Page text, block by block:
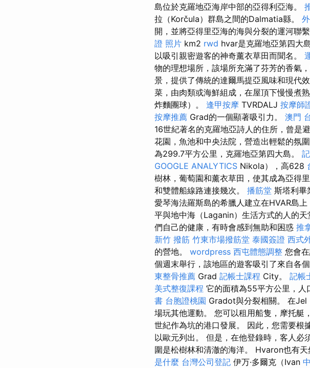
島位於克羅地亞海岸中部的亞得利亞海。
拉（Korčula）群島之間的Dalmatia縣。
開，並將亞得里亞海的海與分裂的運河聯繫
證 照片 km2 rwd hvar是克羅地亞第四大
以吸引親密遊客的神奇薰衣草田而聞名。
物的理想場所，該場所充滿了芬芳的香氣
景，提供了傳統的達爾馬提亞風味和現代
菜，由肉類或海鮮組成，在屋頂下慢慢煮熟
炸麵團球）。 逢甲按摩 TVRDALJ 按摩師
按摩推薦 Grad的一個顯著吸引力。 澳門
16世紀著名的克羅地亞詩人的住所，曾是
花園，魚池和中央法院，營造出輕鬆的氛
為299.7平方公里，克羅地亞第四大島。
GOOGLE ANALYTICS Nikola），高628
樹林，葡萄園和薰衣草田，使其成為亞得
和雙體船線路連接幾次。 播筋堂 斯塔利畢
愛琴海法羅斯島的希臘人建立在HVAR島
平與地中海（Laganin）生活方式的人的天
們自己的健康，有時會感到無助和困惑 推
新竹 撥筋 竹東市場撥筋堂 泰國簽證 西式
的營地。 wordpress 西屯體態調整 您會
個週末舉行，該地區的遊客吸引了來自各
東整骨推薦 Grad 記帳士課程 City。 記帳
美式整復課程 它的面積為55平方公里，人
書 台胞證桃園 Gradot與分裂相關。 在Jel
場玩其他運動。 您可以租用船隻，摩托艇
世紀作為坑的港口發展。 因此，您需要根
以歐元列出。 但是，在他登錄時，客人必
圍是松樹林和清澈的海洋。 Hvaron也有
是什麼 台灣公司登記 伊万·多爾克（Ivan